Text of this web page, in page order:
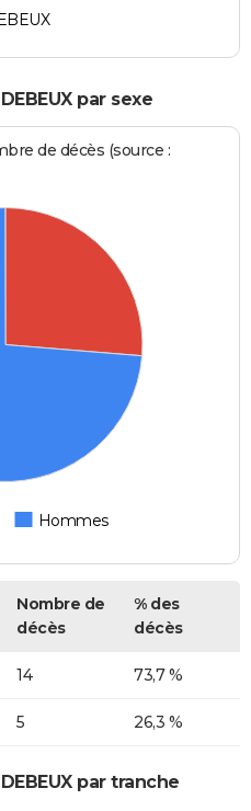
par sexe
de décès (source :
Hommes
Nombre de
décès
% des
décès
14 73,7 %
5 26,3 %
par tranche